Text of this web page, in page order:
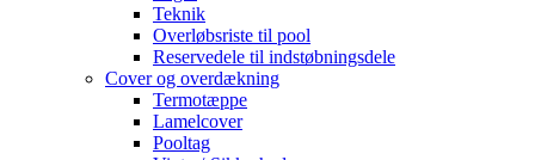
Teknik
Overløbsriste til pool
Reservedele til indstøbningsdele
Cover og overdækning
Termotæppe
Lamelcover
Pooltag